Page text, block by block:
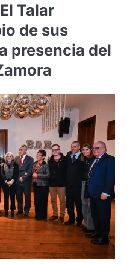
Talar
de sus
presencia del